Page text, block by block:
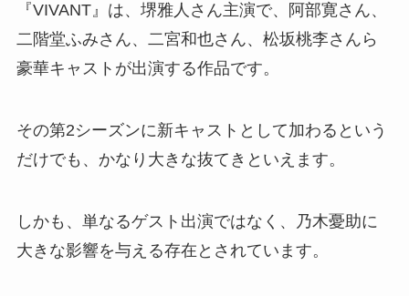
『VIVANT』は、堺雅人さん主演で、阿部寛さん、
二階堂ふみさん、二宮和也さん、松坂桃李さんら
豪華キャストが出演する作品です。
その第2シーズンに新キャストとして加わるという
だけでも、かなり大きな抜てきといえます。
しかも、単なるゲスト出演ではなく、乃木憂助に
大きな影響を与える存在とされています。